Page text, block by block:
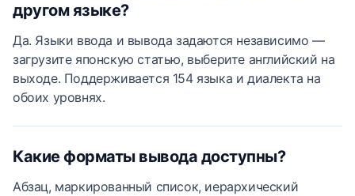
другом языке?
Да. Языки ввода и вывода задаются независимо —
загрузите японскую статью, выберите английский на
выходе. Поддерживается 154 языка и диалекта на
обоих уровнях.
Какие форматы вывода доступны?
Абзац, маркированный список, иерархический